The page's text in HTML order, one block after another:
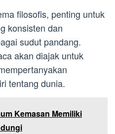
filosofis, penting untuk
konsisten dan
sudut pandang.
akan diajak untuk
tentang dunia.
Kemasan Memiliki